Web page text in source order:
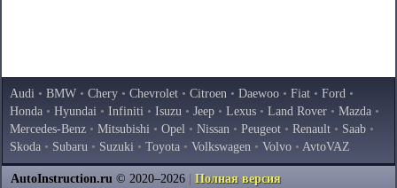
Audi • BMW • Chery • Chevrolet • Citroen • Daewoo • Fiat • Ford •
Honda • Hyundai • Infiniti • Isuzu • Jeep • Lexus • Land Rover • Mazda •
Mercedes-Benz • Mitsubishi • Opel • Nissan • Peugeot • Renault • Saab •
Skoda • Subaru • Suzuki • Toyota • Volkswagen • Volvo • AvtoVAZ
AutoInstruction.ru © 2020–2026
Полная версия